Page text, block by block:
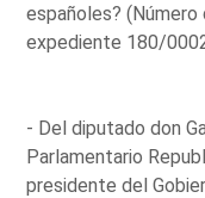
españoles? (Número
expediente 180/
- Del diputado don
Parlamentario
presidente del